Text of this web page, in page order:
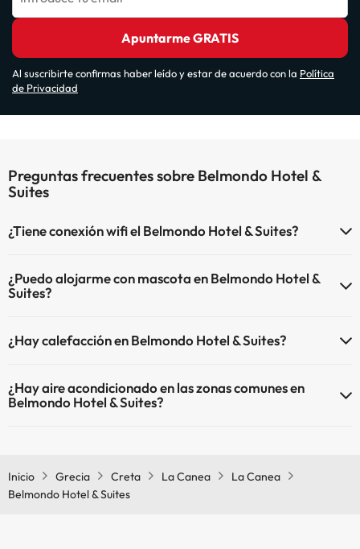
Apuntarme GRATIS
Al suscribirte confirmas haber leído y estar de acuerdo con la Política
de Privacidad
Preguntas frecuentes sobre Belmondo Hotel &
Suites
¿Tiene conexión wifi el Belmondo Hotel & Suites?
¿Puedo alojarme con mascota en Belmondo Hotel &
Suites?
¿Hay calefacción en Belmondo Hotel & Suites?
¿Hay aire acondicionado en las zonas comunes en
Belmondo Hotel & Suites?
Inicio
Grecia Creta La Canea
La Canea
Belmondo Hotel & Suites